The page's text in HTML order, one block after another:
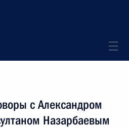
с Александром
Назарбаевым